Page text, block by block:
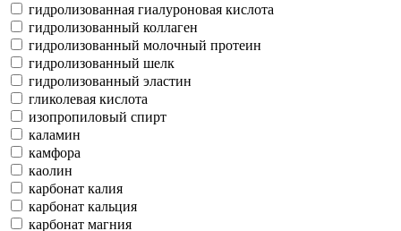
гидролизованная гиалуроновая кислота
гидролизованный коллаген
гидролизованный молочный протеин
гидролизованный шелк
гидролизованный эластин
гликолевая кислота
изопропиловый спирт
каламин
камфора
каолин
карбонат калия
карбонат кальция
карбонат магния